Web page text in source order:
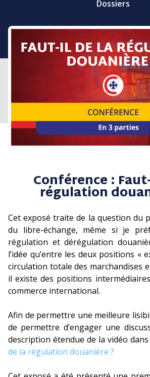
Dossiers
Conférence :
régulation
Cet exposé traite de la question du
du libre-échange, même si je
régulation et dérégulation
l’idée qu’entre les deux positions «
circulation totale des marchandises
il existe des positions
commerce international.
Afin de permettre une meilleure
de permettre d’engager une
description étendue de la vidéo
de la régulation douanière ?